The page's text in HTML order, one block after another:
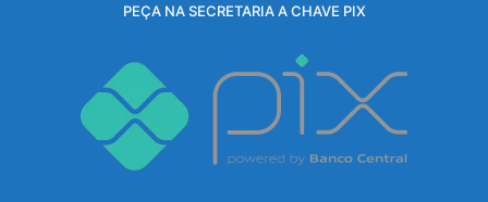
PEÇA NA SECRETARIA A CHAVE PIX